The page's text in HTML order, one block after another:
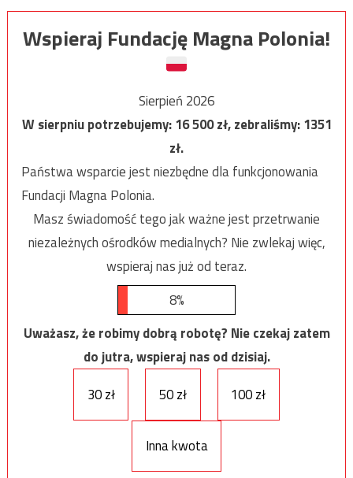
Wspieraj Fundację Magna Polonia!
Sierpień 2026
W sierpniu potrzebujemy:16 500zł, zebraliśmy:1351
zł.
Państwa wsparcie jest niezbędne dla funkcjonowania
Fundacji Magna Polonia.
Masz świadomość tego jak ważne jest przetrwanie
niezależnych ośrodków medialnych? Nie zwlekaj więc,
wspieraj nas już od teraz.
8%
Uważasz, że robimy dobrą robotę? Nie czekaj zatem
do jutra, wspieraj nas od dzisiaj.
30 zł
50 zł 100 zł
Inna kwota